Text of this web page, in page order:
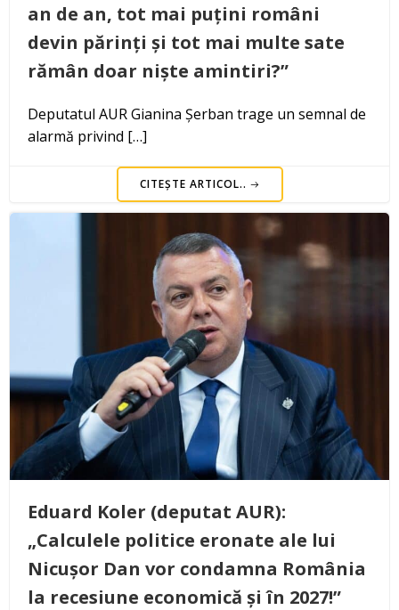
an de an, tot mai puțini români
devin părinți și tot mai multe sate
rămân doar niște amintiri?”
Deputatul AUR Gianina Șerban trage un semnal de
alarmă privind […]
CITEȘTE ARTICOL..
Eduard Koler (deputat AUR):
„Calculele politice eronate ale lui
Nicușor Dan vor condamna România
la recesiune economică și în 2027!”